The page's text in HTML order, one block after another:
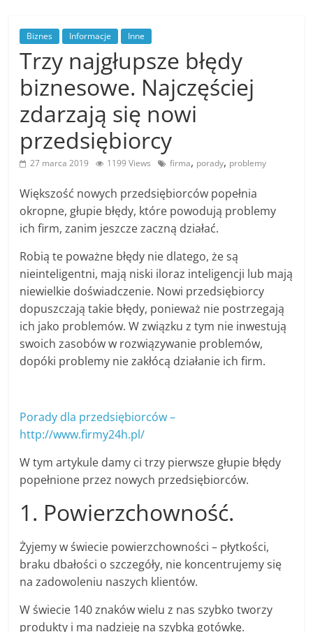
Biznes Informacje Inne
Trzy najgłupsze błędy
biznesowe. Najczęściej
zdarzają się nowi
przedsiębiorcy
27 marca 2019 1199 Views firma, porady, problemy
Większość nowych przedsiębiorców popełnia
okropne, głupie błędy, które powodują problemy
ich firm, zanim jeszcze zaczną działać.
Robią te poważne błędy nie dlatego, że są
nieinteligentni, mają niski iloraz inteligencji lub mają
niewielkie doświadczenie. Nowi przedsiębiorcy
dopuszczają takie błędy, ponieważ nie postrzegają
ich jako problemów. W związku z tym nie inwestują
swoich zasobów w rozwiązywanie problemów,
dopóki problemy nie zakłócą działanie ich firm.
Porady dla przedsiębiorców –
http://www.firmy24h.pl/
W tym artykule damy ci trzy pierwsze głupie błędy
popełnione przez nowych przedsiębiorców.
1. Powierzchowność.
Żyjemy w świecie powierzchowności – płytkości,
braku dbałości o szczegóły, nie koncentrujemy się
na zadowoleniu naszych klientów.
W świecie 140 znaków wielu z nas szybko tworzy
produkty i ma nadzieję na szybką gotówkę.